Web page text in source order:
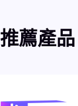
推薦產品